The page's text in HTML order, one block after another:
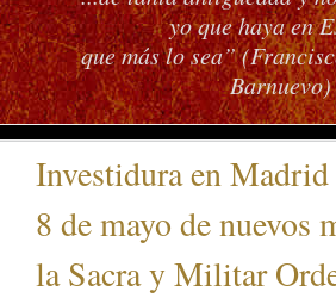
yo que haya en
que más lo sea”
Barnuevo)
Investidura en
8 de mayo de nuevos
la Sacra y Militar